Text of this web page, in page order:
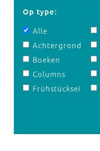
Op type:
Alle
Achtergrond
Boeken
Columns
Frühstücksei